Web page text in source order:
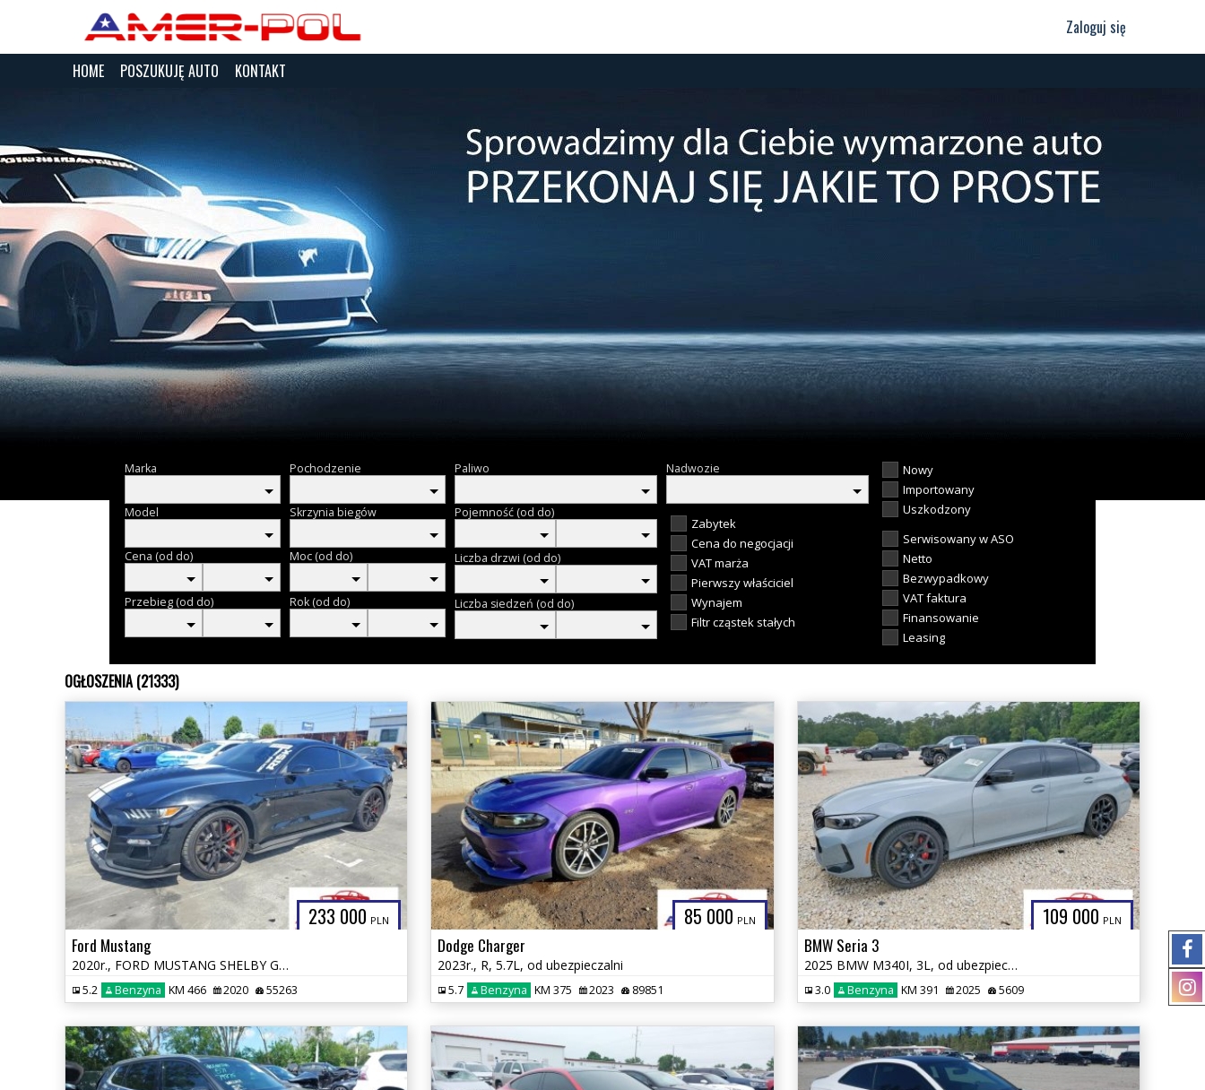
Zaloguj się
HOME POSZUKUJĘ AUTO KONTAKT
Marka
Model
Cena (od do)
Przebieg (od do)
Pochodzenie
Skrzynia biegów
Moc (od do)
Rok (od do)
Paliwo
Pojemność (od do)
Liczba drzwi (od do)
Liczba siedzeń (od do)
Nadwozie
Zabytek
Cena do negocjacji
VAT marża
Pierwszy właściciel
Wynajem
Filtr cząstek stałych
Nowy
Importowany
Uszkodzony
Serwisowany w ASO
Netto
Bezwypadkowy
VAT faktura
Finansowanie
Leasing
OGŁOSZENIA (21333)
233 000 PLN
Ford Mustang
2020r., FORD MUSTANG SHELBY GT500, 5.2L, od ubezpieczalni
5.2 Benzyna KM 466 2020 55263
85 000 PLN
Dodge Charger
2023r., R, 5.7L, od ubezpieczalni
5.7 Benzyna KM 375 2023 89851
109 000 PLN
BMW Seria 3
2025 BMW M340I, 3L, od ubezpieczalni
3.0 Benzyna KM 391 2025 5609